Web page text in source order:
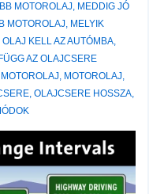
MOTOROLAJ, MEDDIG JÓ
MOTOROLAJ, MELYIK
OLAJ KELL AZ AUTÓMBA,
AZ OLAJCSERE
, MOTOROLAJ,
,OLAJCSERE HOSSZA,